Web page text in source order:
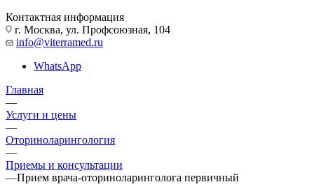
Контактная информация
г. Москва, ул. Профсоюзная, 104
info@viterramed.ru
WhatsApp
Главная
—
Услуги и цены
—
Оториноларингология
—
Приемы и консультации
—Прием врача-оториноларинголога первичный